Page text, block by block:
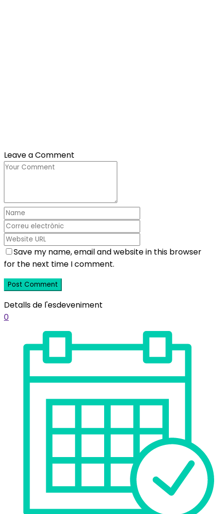
Leave a Comment
Save my name, email and website in this browser
for the next time I comment.
Detalls de l'esdeveniment
0